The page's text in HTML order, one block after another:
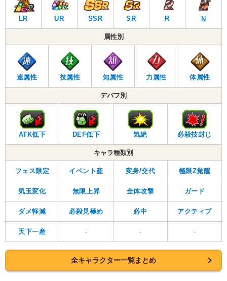
LR UR SSR SR R N
属性別
速属性 技属性 知属性 力属性 体属性
デバフ別
ATK低下 DEF低下 気絶 必殺技封じ
キャラ種類別
フェス限定 イベント産 変身/交代 極限Z覚醒
気玉変化 無限上昇 全体攻撃 ガード
ダメ軽減 必殺見極め 必中 アクティブ
天下一産 - - -
全キャラクター一覧まとめ